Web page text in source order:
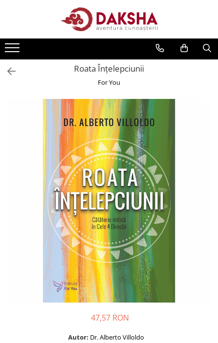
Editura Daksha
Seria Radu Cinamar
Seria David Icke
Seria Immanuel Velikovsky
Transformare spirituală
Dezvoltare personală
Seria Montauk
Seria Chico Xavier
Roata Înțelepciunii
For You
47,57 RON
Autor: Dr. Alberto Villoldo